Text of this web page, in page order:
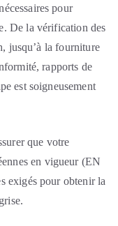
pour
De la vérification des
jusqu’à la fourniture
rapports de
est soigneusement
que votre
en vigueur (EN
exigés pour obtenir la